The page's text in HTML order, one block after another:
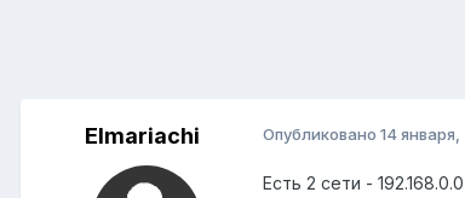
Elmariachi Опубликовано 14
Есть 2 сети -